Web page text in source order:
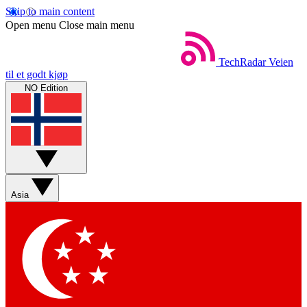
Skip to main content
Open menu Close main menu
TechRadar Veien
til et godt kjøp
NO Edition
Asia